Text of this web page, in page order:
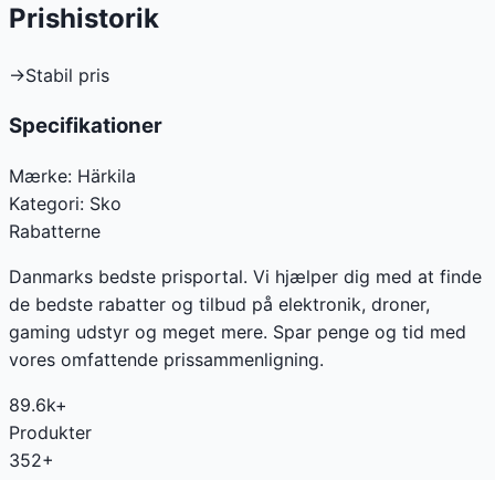
Prishistorik
→Stabil pris
Specifikationer
Mærke: Härkila
Kategori: Sko
Rabatterne
Danmarks bedste prisportal. Vi hjælper dig med at finde
de bedste rabatter og tilbud på elektronik, droner,
gaming udstyr og meget mere. Spar penge og tid med
vores omfattende prissammenligning.
89.6k+
Produkter
352+